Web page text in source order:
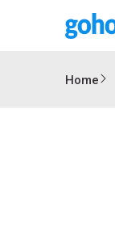
Home